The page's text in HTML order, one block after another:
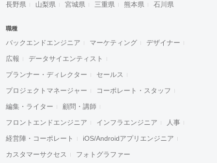
長野県 山梨県 宮城県 三重県 熊本県 石川県
職種
バックエンドエンジニア マーケティング デザイナー
広報 データサイエンティスト
プランナー・ディレクター セールス
プロジェクトマネージャー コーポレート・スタッフ
編集・ライター 顧問・講師
フロントエンドエンジニア インフラエンジニア 人事
経営陣・コーポレート iOS/Androidアプリエンジニア
カスタマーサクセス フォトグラファー